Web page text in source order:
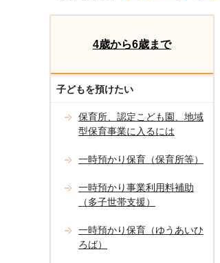
4歳から6歳まで
子どもを預けたい
保育所、認定こども園、地域
型保育事業に入るには
一時預かり保育（保育所等）
一時預かり事業利用料補助
（多子世帯支援）
一時預かり保育（ゆうあいひ
ろば）